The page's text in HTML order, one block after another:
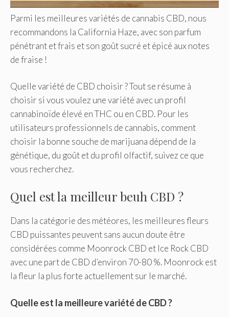
Parmi les meilleures variétés de cannabis CBD, nous
recommandons la California Haze, avec son parfum
pénétrant et frais et son goût sucré et épicé aux notes
de fraise !
Quelle variété de CBD choisir ? Tout se résume à
choisir si vous voulez une variété avec un profil
cannabinoïde élevé en THC ou en CBD. Pour les
utilisateurs professionnels de cannabis, comment
choisir la bonne souche de marijuana dépend de la
génétique, du goût et du profil olfactif, suivez ce que
vous recherchez.
Quel est la meilleur beuh CBD ?
Dans la catégorie des météores, les meilleures fleurs
CBD puissantes peuvent sans aucun doute être
considérées comme Moonrock CBD et Ice Rock CBD
avec une part de CBD d’environ 70-80 %. Moonrock est
la fleur la plus forte actuellement sur le marché.
Quelle est la meilleure variété de CBD ?